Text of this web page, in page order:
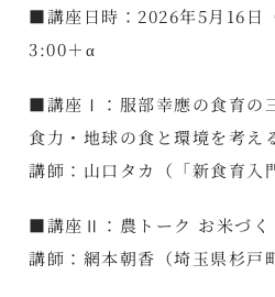
■講座日時：2026年5月16
3:00＋α
■講座Ⅰ：服部幸應の食育
食力・地球の食と環境を考え
講師：山口タカ（「新食育入
■講座Ⅱ：農トーク お米づく
講師：網本朝香（埼玉県杉戸